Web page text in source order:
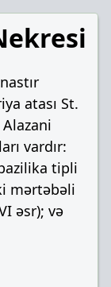
atası St.
vardır:
tipli
mərtəbəli
əsr); və